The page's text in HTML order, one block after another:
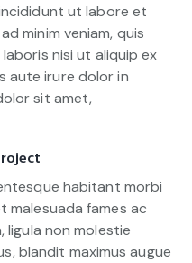
ut labore et
minim veniam, quis
nisi ut aliquip ex
aute irure dolor in
sit amet,
habitant morbi
fames ac
ligula non molestie
blandit maximus augue